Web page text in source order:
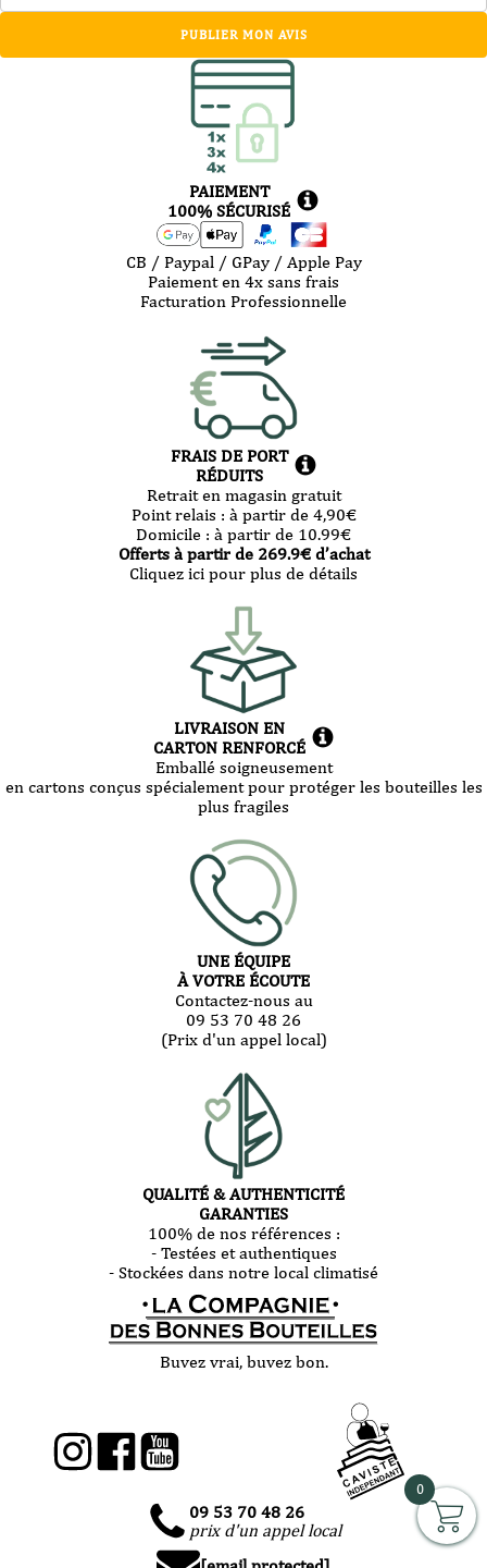
PUBLIER MON AVIS
PAIEMENT
100% SÉCURISÉ
CB / Paypal / GPay / Apple Pay
Paiement en 4x sans frais
Facturation Professionnelle
FRAIS DE PORT
RÉDUITS
Retrait en magasin gratuit
Point relais : à partir de 4,90€
Domicile : à partir de 10.99€
Offerts à partir de 269.9€ d’achat
Cliquez ici pour plus de détails
LIVRAISON EN
CARTON RENFORCÉ
Emballé soigneusement
en cartons conçus spécialement pour protéger les bouteilles les
plus fragiles
UNE ÉQUIPE
À VOTRE ÉCOUTE
Contactez-nous au
09 53 70 48 26
(Prix d'un appel local)
QUALITÉ & AUTHENTICITÉ
GARANTIES
100% de nos références :
- Testées et authentiques
- Stockées dans notre local climatisé
Buvez vrai, buvez bon.
09 53 70 48 26
prix d'un appel local
0